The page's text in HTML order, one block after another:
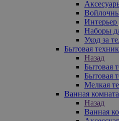
Интерьер
Наборы
Уход за
Бытовая
Назад
Бытовая
Бытовая
Мелкая
Ванная
Назад
Ванная